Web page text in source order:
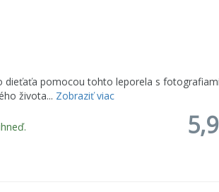
dieťaťa pomocou tohto leporela s
života... Zobraziť viac